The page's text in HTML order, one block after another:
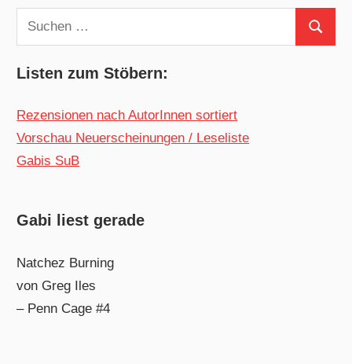
Suchen
nach:
Suchen
Listen zum Stöbern:
Rezensionen nach AutorInnen sortiert
Vorschau Neuerscheinungen / Leseliste
Gabis SuB
Gabi liest gerade
Natchez Burning
von Greg Iles
– Penn Cage #4